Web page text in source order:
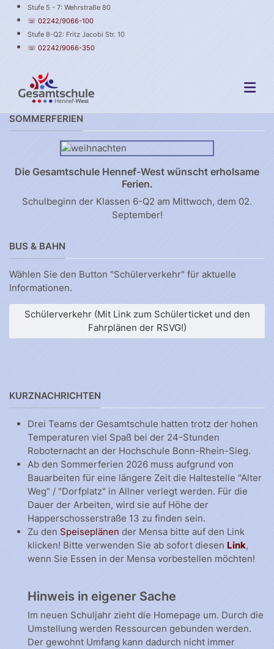
Stufe 5 - 7: Wehrstraße 80
☏ 02242/9066-100
Stufe 8-Q2: Fritz Jacobi Str. 10
☏ 02242/9066-350
SOMMERFERIEN
Die Gesamtschule Hennef-West wünscht erholsame
Ferien.
Schulbeginn der Klassen 6-Q2 am Mittwoch, dem 02.
September!
BUS & BAHN
Wählen Sie den Button "Schülerverkehr" für aktuelle
Informationen.
Schülerverkehr (Mit Link zum Schülerticket und den
Fahrplänen der RSVG!)
KURZNACHRICHTEN
Drei Teams der Gesamtschule hatten trotz der hohen
Temperaturen viel Spaß bei der 24-Stunden
Roboternacht an der Hochschule Bonn-Rhein-Sieg.
Ab den Sommerferien 2026 muss aufgrund von
Bauarbeiten für eine längere Zeit die Haltestelle "Alter
Weg" / "Dorfplatz" in Allner verlegt werden. Für die
Dauer der Arbeiten, wird sie auf Höhe der
Happerschosserstraße 13 zu finden sein.
Zu den Speiseplänen der Mensa bitte auf den Link
klicken! Bitte verwenden Sie ab sofort diesen Link,
wenn Sie Essen in der Mensa vorbestellen möchten!
Hinweis in eigener Sache
Im neuen Schuljahr zieht die Homepage um. Durch die
Umstellung werden Ressourcen gebunden werden.
Der gewohnt Umfang kann dadurch nicht immer